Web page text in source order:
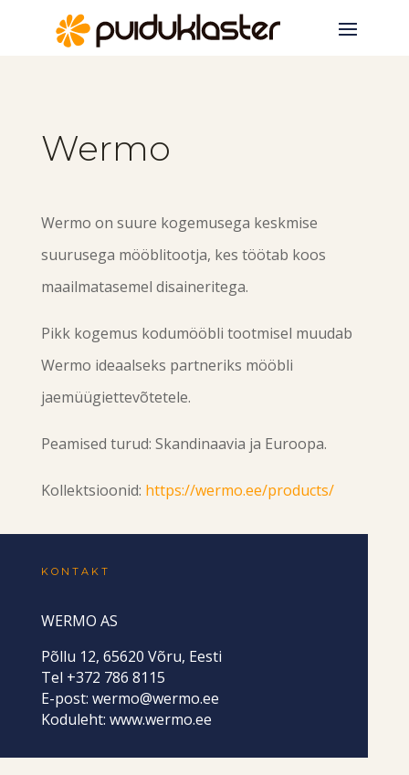
Wermo
Wermo on suure kogemusega keskmise
suurusega mööblitootja, kes töötab koos
maailmatasemel disaineritega.
Pikk kogemus kodumööbli tootmisel muudab
Wermo ideaalseks partneriks mööbli
jaemüügiettevõtetele.
Peamised turud: Skandinaavia ja Euroopa.
Kollektsioonid: https://wermo.ee/products/
KONTAKT
WERMO AS
Põllu 12, 65620 Võru, Eesti
Tel +372 786 8115
E-post: wermo@wermo.ee
Koduleht: www.wermo.ee